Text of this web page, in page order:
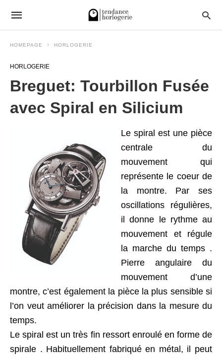
HOMEPAGE HORLOGERIE
HORLOGERIE
Breguet: Tourbillon Fusée
avec Spiral en Silicium
Le spiral est une pièce
centrale du
mouvement qui
représente le coeur de
la montre. Par ses
oscillations régulières,
il donne le rythme au
mouvement et régule
la marche du temps .
Pierre angulaire du
mouvement d’une
montre, c’est également la pièce la plus sensible si
l’on veut améliorer la précision dans la mesure du
temps.
Le spiral est un très fin ressort enroulé en forme de
spirale . Habituellement fabriqué en métal, il peut